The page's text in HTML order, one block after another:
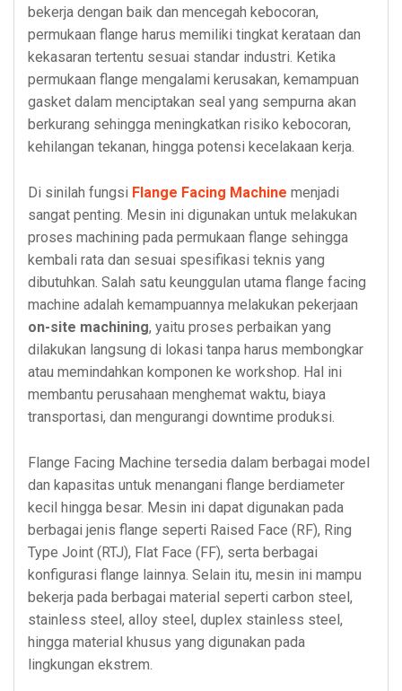
bekerja dengan baik dan mencegah kebocoran,
permukaan flange harus memiliki tingkat kerataan dan
kekasaran tertentu sesuai standar industri. Ketika
permukaan flange mengalami kerusakan, kemampuan
gasket dalam menciptakan seal yang sempurna akan
berkurang sehingga meningkatkan risiko kebocoran,
kehilangan tekanan, hingga potensi kecelakaan kerja.
Di sinilah fungsi Flange Facing Machine menjadi
sangat penting. Mesin ini digunakan untuk melakukan
proses machining pada permukaan flange sehingga
kembali rata dan sesuai spesifikasi teknis yang
dibutuhkan. Salah satu keunggulan utama flange facing
machine adalah kemampuannya melakukan pekerjaan
on-site machining, yaitu proses perbaikan yang
dilakukan langsung di lokasi tanpa harus membongkar
atau memindahkan komponen ke workshop. Hal ini
membantu perusahaan menghemat waktu, biaya
transportasi, dan mengurangi downtime produksi.
Flange Facing Machine tersedia dalam berbagai model
dan kapasitas untuk menangani flange berdiameter
kecil hingga besar. Mesin ini dapat digunakan pada
berbagai jenis flange seperti Raised Face (RF), Ring
Type Joint (RTJ), Flat Face (FF), serta berbagai
konfigurasi flange lainnya. Selain itu, mesin ini mampu
bekerja pada berbagai material seperti carbon steel,
stainless steel, alloy steel, duplex stainless steel,
hingga material khusus yang digunakan pada
lingkungan ekstrem.